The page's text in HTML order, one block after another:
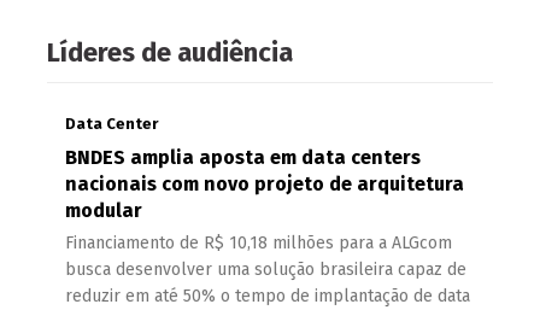
Líderes de audiência
Data Center
BNDES amplia aposta em data centers
nacionais com novo projeto de arquitetura
modular
Financiamento de R$ 10,18 milhões para a ALGcom
busca desenvolver uma solução brasileira capaz de
reduzir em até 50% o tempo de implantação de data